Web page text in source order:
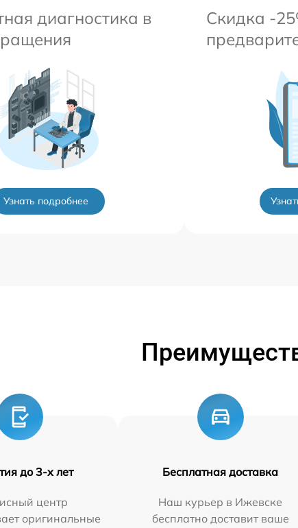
диагностика в
Узнать подробнее
Скидка -
до 3-х лет
центр
оригинальные
Бесплатная доставка
Наш курьер в Ижевске
бесплатно доставит ваше